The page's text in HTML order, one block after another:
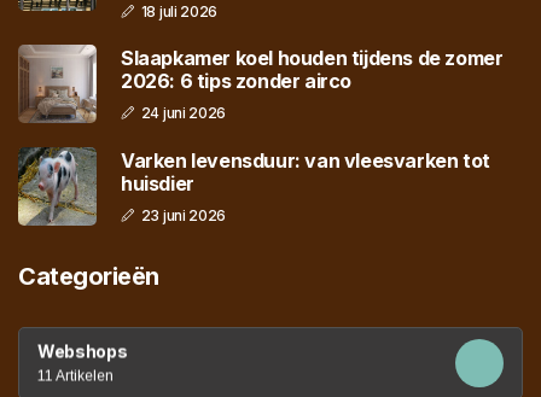
18 juli 2026
Slaapkamer koel houden tijdens de zomer
2026: 6 tips zonder airco
24 juni 2026
Varken levensduur: van vleesvarken tot
huisdier
23 juni 2026
Categorieën
Webshops
11 Artikelen